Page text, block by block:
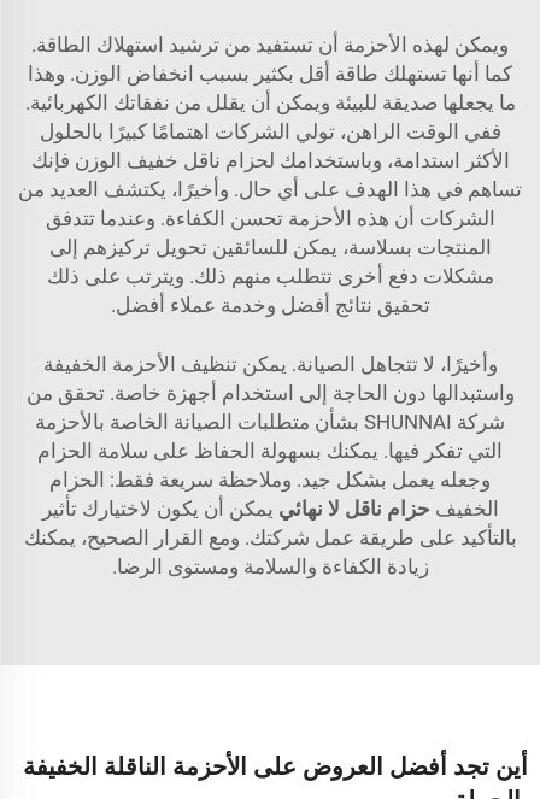
ويمكن لهذه الأحزمة أن تستفيد من ترشيد استهلاك الطاقة.
كما أنها تستهلك طاقة أقل بكثير بسبب انخفاض الوزن. وهذا
ما يجعلها صديقة للبيئة ويمكن أن يقلل من نفقاتك الكهربائية.
ففي الوقت الراهن، تولي الشركات اهتمامًا كبيرًا بالحلول
الأكثر استدامة، وباستخدامك لحزام ناقل خفيف الوزن فإنك
تساهم في هذا الهدف على أي حال. وأخيرًا، يكتشف العديد من
الشركات أن هذه الأحزمة تحسن الكفاءة. وعندما تتدفق
المنتجات بسلاسة، يمكن للسائقين تحويل تركيزهم إلى
مشكلات دفع أخرى تتطلب منهم ذلك. ويترتب على ذلك
تحقيق نتائج أفضل وخدمة عملاء أفضل.
وأخيرًا، لا تتجاهل الصيانة. يمكن تنظيف الأحزمة الخفيفة
واستبدالها دون الحاجة إلى استخدام أجهزة خاصة. تحقق من
شركة SHUNNAI بشأن متطلبات الصيانة الخاصة بالأحزمة
التي تفكر فيها. يمكنك بسهولة الحفاظ على سلامة الحزام
وجعله يعمل بشكل جيد. وملاحظة سريعة فقط: الحزام
الخفيف حزام ناقل لا نهائي يمكن أن يكون لاختيارك تأثير
بالتأكيد على طريقة عمل شركتك. ومع القرار الصحيح، يمكنك
زيادة الكفاءة والسلامة ومستوى الرضا.
أين تجد أفضل العروض على الأحزمة الناقلة الخفيفة